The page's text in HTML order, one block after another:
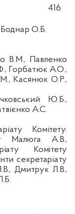
416
Боднар О.Б.
В.М., Павленко
Горбатюк А.О.,
Касянюк О.Р.,
Ю.Б.,
А.С.
Комітету:
Малюга А.В.,
Комітету
секретаріату
Дмитрук Л.В.,